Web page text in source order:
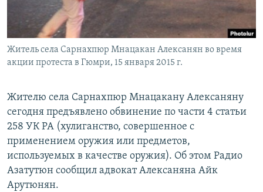
Հայերեն
English
Русский
Все сайты Радио Азатутюн
Житель села Сарнахпюр Мнацакан Алексанян во время
акции протеста в Гюмри, 15 января 2015 г.
Жителю села Сарнахпюр Мнацакану Алексаняну
сегодня предъявлено обвинение по части 4 статьи
258 УК РА (хулиганство, совершенное с
применением оружия или предметов,
используемых в качестве оружия). Об этом Радио
Азатутюн сообщил адвокат Алексаняна Айк
Арутюнян.